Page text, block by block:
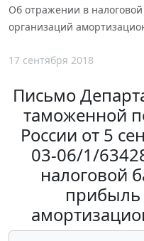
Об отражении в
организаций
17 сентября 2018
Письмо
таможенной
России от 5
03-06/1/
налоговой
прибыль